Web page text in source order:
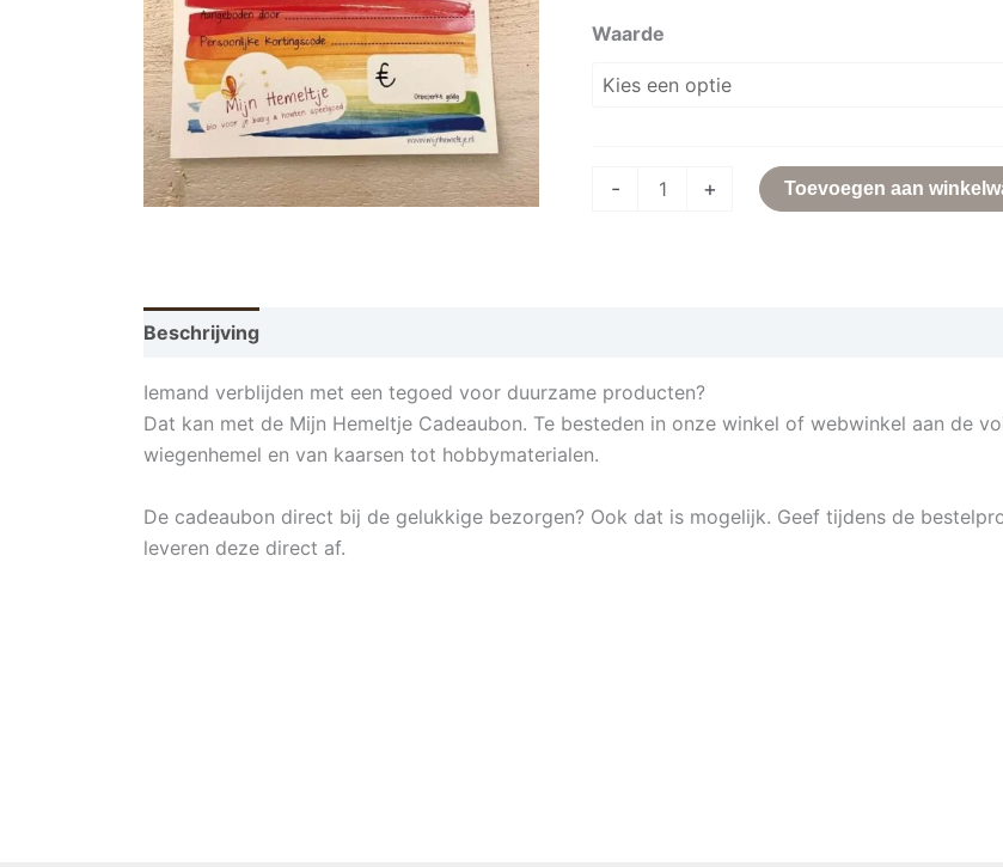
Waarde
- + Toevoegen aan
Beschrijving
Iemand verblijden met een tegoed voor duurzame producten?
Dat kan met de Mijn Hemeltje Cadeaubon. Te besteden in onze winkel of webwinkel aan de
wiegenhemel en van kaarsen tot hobbymaterialen.
De cadeaubon direct bij de gelukkige bezorgen? Ook dat is mogelijk. Geef tijdens de
leveren deze direct af.